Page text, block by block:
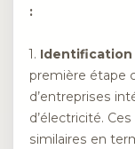
:
1. Identification
première étape
d’entreprises
d’électricité.
similaires en